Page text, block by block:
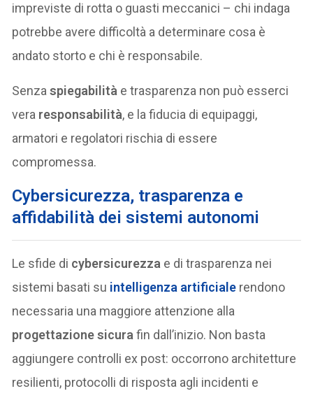
impreviste di rotta o guasti meccanici – chi indaga
potrebbe avere difficoltà a determinare cosa è
andato storto e chi è responsabile.
Senzaspiegabilità e trasparenza non può esserci
vera responsabilità, e la fiducia di equipaggi,
armatori e regolatori rischia di essere
compromessa.
Cybersicurezza, trasparenza e
affidabilità dei sistemi autonomi
Le sfide di cybersicurezza e di trasparenza nei
sistemi basati su intelligenza artificiale rendono
necessaria una maggiore attenzione alla
progettazione sicura fin dall’inizio. Non basta
aggiungere controlli ex post: occorrono architetture
resilienti, protocolli di risposta agli incidenti e